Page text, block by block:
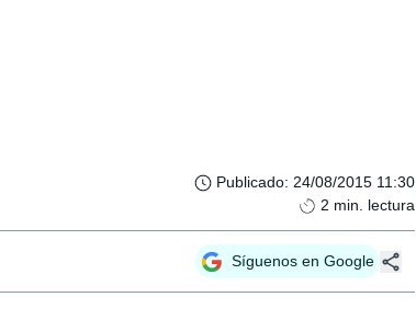
Publicado: 24/08/2015 11:30
2 min. lectura
Síguenos en Google